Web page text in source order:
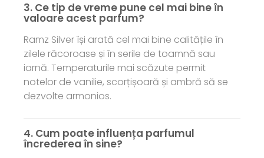
3. Ce tip de vreme pune cel mai bine în
valoare acest parfum?
Ramz Silver își arată cel mai bine calitățile în
zilele răcoroase și în serile de toamnă sau
iarnă. Temperaturile mai scăzute permit
notelor de vanilie, scorțișoară și ambră să se
dezvolte armonios.
4. Cum poate influența parfumul
încrederea în sine?